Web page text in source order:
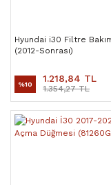
Hyundai i30 Filtre
(2012-Sonrası)
%10 1.218,84 TL
1.354,27 TL